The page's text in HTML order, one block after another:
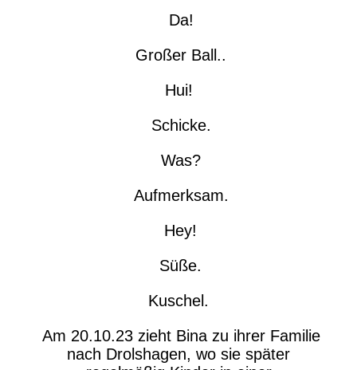
Da!
Großer Ball..
Hui!
Schicke.
Was?
Aufmerksam.
Hey!
Süße.
Kuschel.
Am 20.10.23 zieht Bina zu ihrer Familie
nach Drolshagen, wo sie später